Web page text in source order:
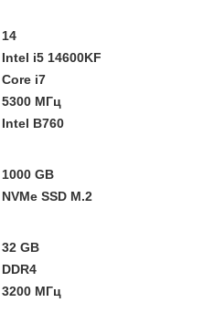
14
Intel i5 14600KF
Core i7
5300 МГц
Intel B760
1000 GB
NVMe SSD M.2
32 GB
DDR4
3200 МГц